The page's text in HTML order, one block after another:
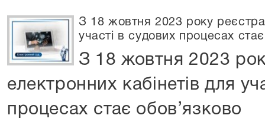
З 18 жовтня 2023 року
участі в судових процесах
З 18 жовтня 2023
електронних кабінетів для
процесах стає обов’язково